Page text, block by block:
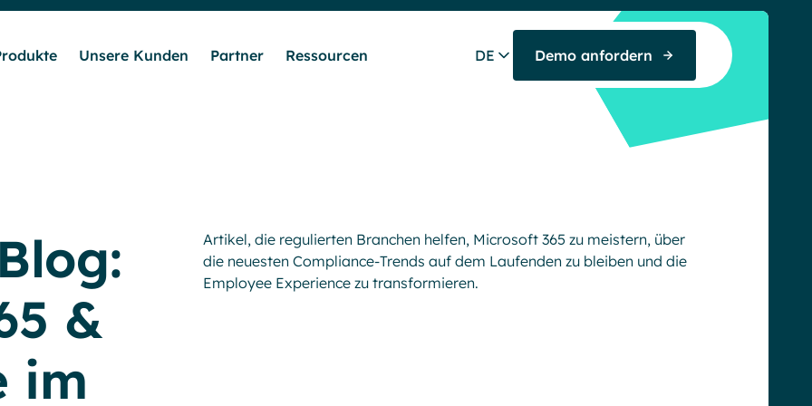
Unsere Kunden Partner Ressourcen
Unsere Kunden
DE Demo anfordern
&
im
Artikel, die regulierten Branchen helfen, Microsoft 365 zu meistern, über
die neuesten Compliance-Trends auf dem Laufenden zu bleiben und die
Employee Experience zu transformieren.